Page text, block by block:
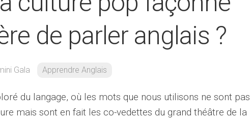
anglaise
des
affaires
de parler anglais ?
Gala Apprendre Anglais
du langage, où les mots que nous utilisons ne sont pas
mais sont en fait les co-vedettes du grand théâtre de la